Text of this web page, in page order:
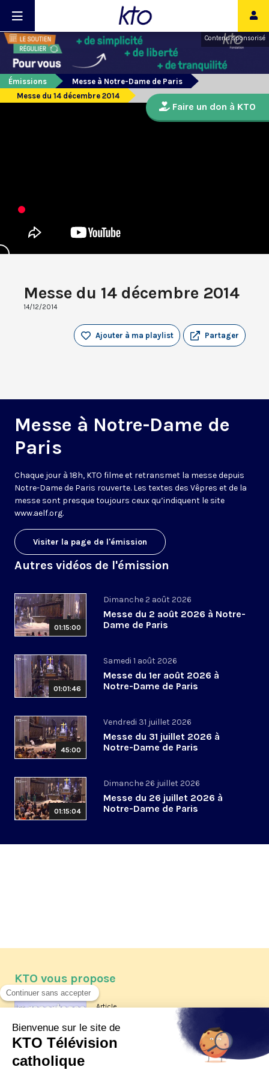
Contenu sponsorisé
Émissions
Messe à Notre-Dame de Paris
Messe du 14 décembre 2014
Messe du 14 décembre 2014
14/12/2014
Partager
Ajouter à ma playlist
Messe à Notre-Dame de
Paris
Chaque jour à 18h, KTO filme et retransmet la messe depuis
Notre-Dame de Paris rouverte. Les textes des Vêpres et de la
messe sont presque toujours ceux qu’indiquent le site
www.aelf.org.
Visiter la page de l'émission
Autres vidéos de l'émission
01:15:00
Dimanche 2 août 2026
Messe du 2 août 2026 à Notre-
Dame de Paris
01:01:46
Samedi 1 août 2026
Messe du 1er août 2026 à
Notre-Dame de Paris
45:00
Vendredi 31 juillet 2026
Messe du 31 juillet 2026 à
Notre-Dame de Paris
01:15:04
Dimanche 26 juillet 2026
Messe du 26 juillet 2026 à
Notre-Dame de Paris
Faire un don à KTO
KTO vous propose
Article
Les reportages d'été 2026 de KTO